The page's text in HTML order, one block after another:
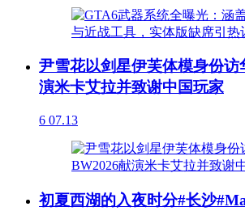
尹雪花以剑星伊芙体模身份访
演米卡艾拉并致谢中国玩家
6 07.13
初夏西湖的入夜时分#长沙